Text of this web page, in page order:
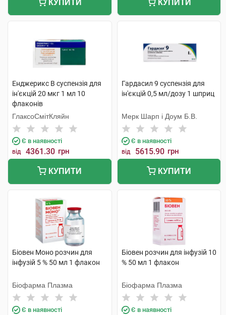
КУПИТИ КУПИТИ
Енджерикс B суспензія для
ін'єкцій 20 мкг 1 мл 10
флаконів
ГлаксоСмітКляйн
Є в наявності
від 4361.30 грн
КУПИТИ
Гардасил 9 суспензія для
ін'єкцій 0,5 мл/дозу 1 шприц
Мерк Шарп і Доум Б.В.
Є в наявності
від 5615.90 грн
КУПИТИ
Біовен Моно розчин для
інфузій 5 % 50 мл 1 флакон
Біофарма Плазма
Є в наявності
Біовен розчин для інфузій 10
% 50 мл 1 флакон
Біофарма Плазма
Є в наявності